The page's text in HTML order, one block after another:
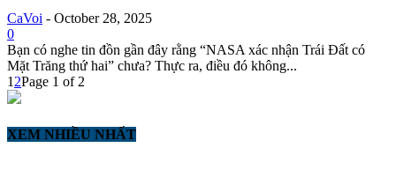
CaVoi - October 28, 2025
0
Bạn có nghe tin đồn gần đây rằng “NASA xác nhận Trái Đất có
Mặt Trăng thứ hai” chưa? Thực ra, điều đó không...
1 2Page 1 of 2
XEM NHIỀU NHẤT